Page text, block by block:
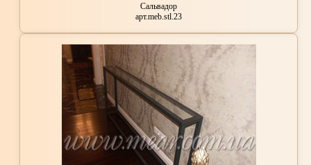
Сальвадор
арт.meb.stl.23